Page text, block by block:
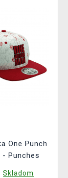
One Punch
- Punches
Skladom